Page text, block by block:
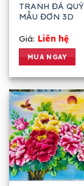
TRANH ĐÁ
MẪU ĐƠN 3D
Giá: Liên hệ
MUA NGAY